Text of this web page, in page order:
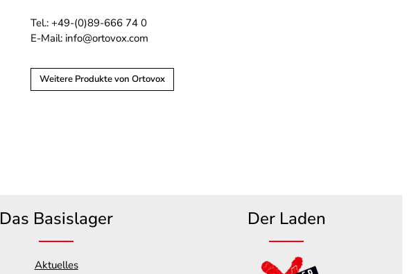
Tel.: +49-(0)89-666 74 0
E-Mail: info@ortovox.com
Weitere Produkte von Ortovox
Das Basislager
Aktuelles
Der Laden